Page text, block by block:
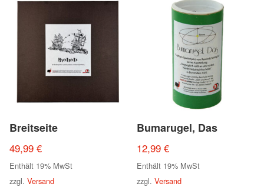
Breitseite
49,99 €
Enthält 19% MwSt
zzgl. Versand
Bumarugel, Das
12,99€
Enthält 19% MwSt
zzgl.Versand